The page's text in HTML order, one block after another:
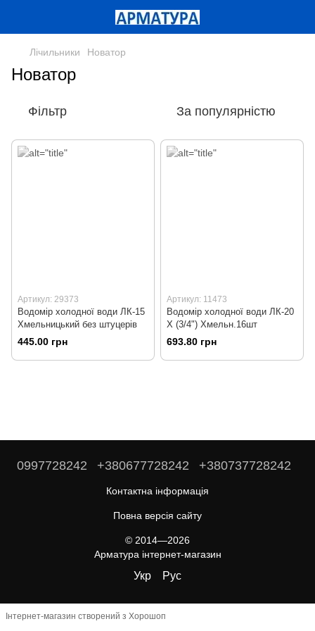
Лічильники Новатор
Новатор
Фільтр За популярністю
Артикул: 29373
Водомір холодної води ЛК-15
Хмельницький без штуцерів
445.00 грн
Артикул: 11473
Водомір холодної води ЛК-20
Х (3/4") Хмельн.16шт
693.80 грн
0997728242 +380677728242 +380737728242
Контактна інформація
Повна версія сайту
© 2014—2026
Арматура інтернет-магазин
Укр Рус
Інтернет-магазин створений з Хорошоп